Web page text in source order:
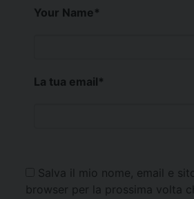
Your Name*
La tua email*
Salva il mio nome, email e
browser per la prossima volta